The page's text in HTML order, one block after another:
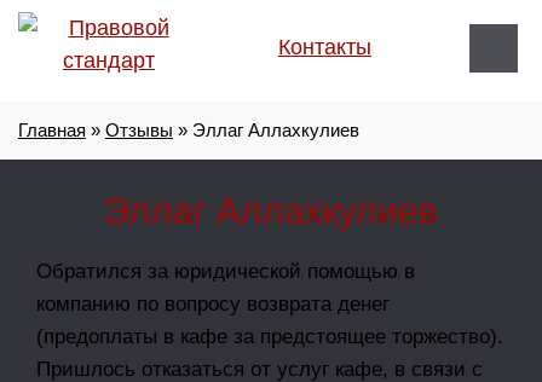
Контакты
Главная » Отзывы » Эллаг Аллахкулиев
Эллаг Аллахкулиев
Обратился за юридической помощью в
компанию по вопросу возврата денег
(предоплаты в кафе за предстоящее торжество).
Пришлось отказаться от услуг кафе, в связи с